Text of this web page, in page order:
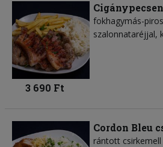
fokhagymás-
szalonnataréjjal,
3 690 Ft
Cordon Bleu
rántott